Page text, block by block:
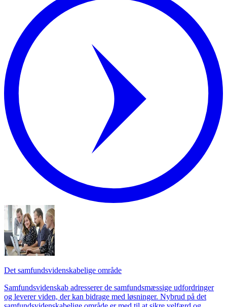
Det samfundsvidenskabelige område
Samfundsvidenskab adresserer de samfundsmæssige udfordringer
og leverer viden, der kan bidrage med løsninger. Nybrud på det